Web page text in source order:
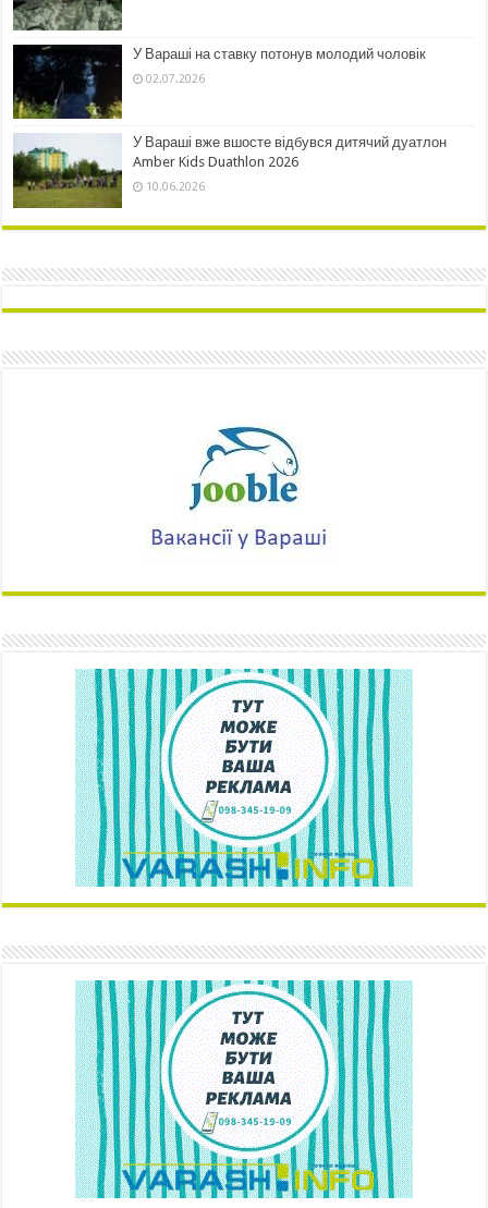
У Вараші на ставку потонув молодий чоловік
02.07.2026
У Вараші вже вшосте відбувся дитячий дуатлон
Amber Kids Duathlon 2026
10.06.2026